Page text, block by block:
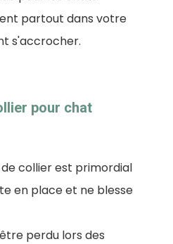
partout dans votre
s'accrocher.
pour chat
collier est primordial
en place et ne blesse
perdu lors des